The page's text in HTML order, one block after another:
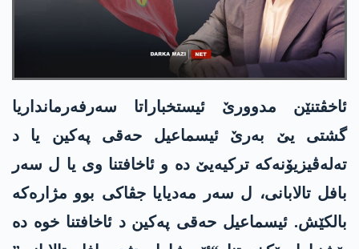
ئاخڤتنێن مدوورێ ئیستخباراتا سەرفەرمانداریا
گشتی یێ بەرێ ئیسماعیل حەقی پەکین یا د
تەلەڤیزیۆنەکە ترکیەیێ دە و ئاخافتنا وی یا ل سەر
بافل تالابانی، ل سەر مەدیایا جڤاکی بوو مژارەکە
بالکێش. ئیسماعیل حەقی پەکین د ئاخافتنا خوە دە